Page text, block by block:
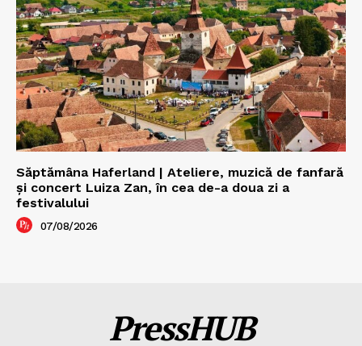
Săptămâna Haferland | Ateliere, muzică de fanfară
şi concert Luiza Zan, în cea de-a doua zi a
festivalului
07/08/2026
PressHUB